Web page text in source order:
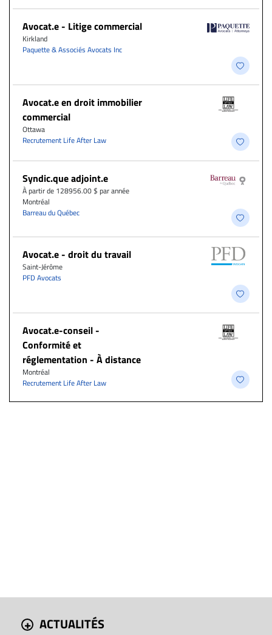
Avocat.e - Litige commercial
Kirkland
Paquette & Associés Avocats Inc
Avocat.e en droit immobilier
commercial
Ottawa
Recrutement Life After Law
Syndic.que adjoint.e
À partir de 128956.00 $ par année
Montréal
Barreau du Québec
Avocat.e - droit du travail
Saint-Jérôme
PFD Avocats
​Avocat.e-conseil -
Conformité et
réglementation - À distance
Montréal
Recrutement Life After Law
ACTUALITÉS